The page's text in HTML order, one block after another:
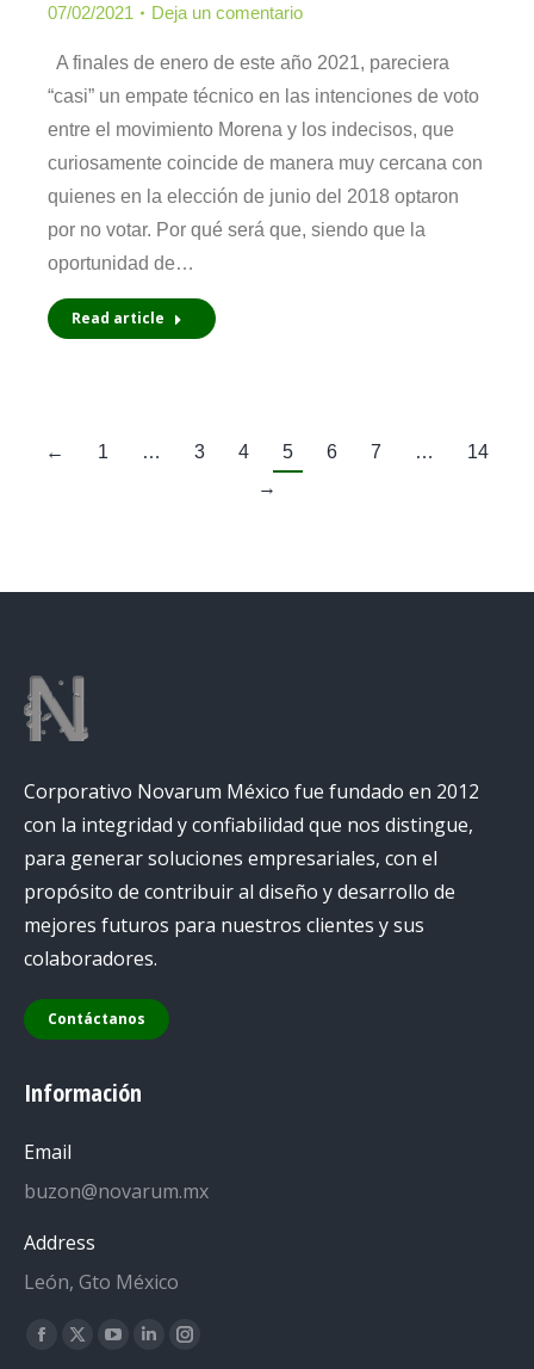
07/02/2021
Deja un comentario
A finales de enero de este año 2021, pareciera
“casi” un empate técnico en las intenciones de voto
entre el movimiento Morena y los indecisos, que
curiosamente coincide de manera muy cercana con
quienes en la elección de junio del 2018 optaron
por no votar. Por qué será que, siendo que la
oportunidad de…
Read article
← 1 … 3 4 5 6 7 …
14
→
Corporativo Novarum México fue fundado en 2012
con la integridad y confiabilidad que nos distingue,
para generar soluciones empresariales, con el
propósito de contribuir al diseño y desarrollo de
mejores futuros para nuestros clientes y sus
colaboradores.
Contáctanos
Información
Email
buzon@novarum.mx
Address
León, Gto México
Encuéntranos en:
Facebook
X
YouTube
LinkedinInstagram